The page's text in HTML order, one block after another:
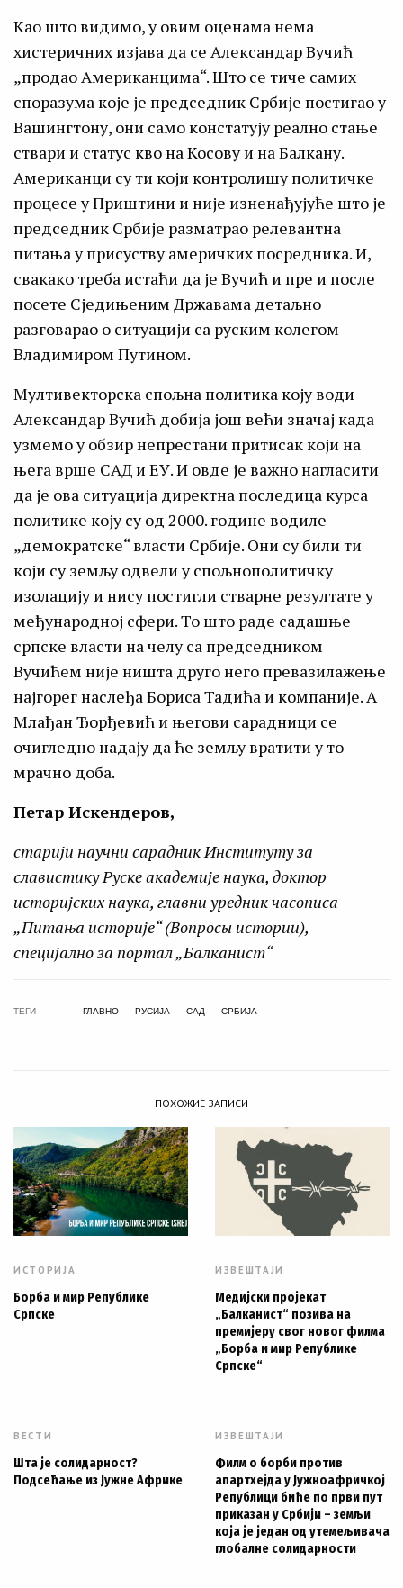
Као што видимо, у овим оценама нема
хистеричних изјава да се Александар Вучић
„продао Американцима“. Што се тиче самих
споразума које је председник Србије постигао у
Вашингтону, они само констатују реално стање
ствари и статус кво на Косову и на Балкану.
Американци су ти који контролишу политичке
процесе у Приштини и није изненађујуће што је
председник Србије разматрао релевантна
питања у присуству америчких посредника. И,
свакако треба истаћи да је Вучић и пре и после
посете Сједињеним Државама детаљно
разговарао о ситуацији са руским колегом
Владимиром Путином.
Мултивекторска спољна политика коју води
Александар Вучић добија још већи значај када
узмемо у обзир непрестани притисак који на
њега врше САД и ЕУ. И овде је важно нагласити
да је ова ситуација директна последица курса
политике коју су од 2000. године водиле
„демократске“ власти Србије. Они су били ти
који су земљу одвели у спољнополитичку
изолацију и нису постигли стварне резултате у
међународној сфери. То што раде садашње
српске власти на челу са председником
Вучићем није ништа друго него превазилажење
најгорег наслеђа Бориса Тадића и компаније. А
Млађан Ђорђевић и његови сарадници се
очигледно надају да ће земљу вратити у то
мрачно доба.
Петар Искендеров,
старији научни сарадник Институту за
славистику Руске академије наука, доктор
историјских наука, главни уредник часописа
„Питања историје“ (Вопросы истории),
специјално за портал „Балканист“
ТЕГИ ГЛАВНО РУСИЈА САД СРБИЈА
ПОХОЖИЕ ЗАПИСИ
ИСТОРИЈА
Борба и мир Републике
Српске
ИЗВЕШТАЈИ
Медијски пројекат
„Балканист“ позива на
премијеру свог новог филма
„Борба и мир Републике
Српске“
ВЕСТИ
Шта је солидарност?
Подсећање из Јужне Африке
ИЗВЕШТАЈИ
Филм о борби против
апартхејда у Јужноафричкој
Републици биће по први пут
приказан у Србији – земљи
која је један од утемељивача
глобалне солидарности